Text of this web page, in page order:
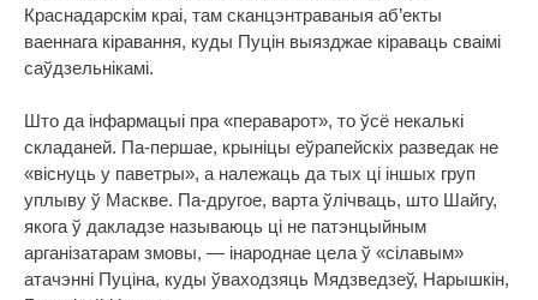
Краснадарскім краі, там сканцэнтраваныя аб’екты
ваеннага кіравання, куды Пуцін выязджае кіраваць сваімі
саўдзельнікамі.
Што да інфармацыі пра «пераварот», то ўсё некалькі
складаней. Па-першае, крыніцы еўрапейскіх разведак не
«віснуць у паветры», а належаць да тых ці іншых груп
уплыву ў Маскве. Па-другое, варта ўлічваць, што Шайгу,
якога ў дакладзе называюць ці не патэнцыйным
арганізатарам змовы, — інароднае цела ў «сілавым»
атачэнні Пуціна, куды ўваходзяць Мядзведзеў, Нарышкін,